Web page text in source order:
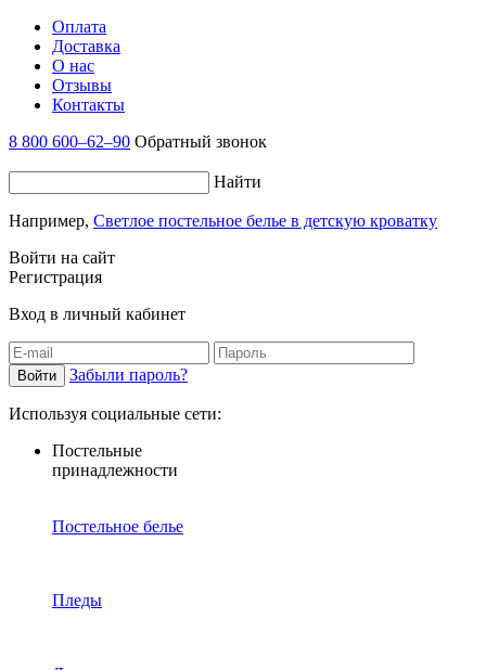
Оплата
Доставка
О нас
Отзывы
Контакты
8 800 600–62–90 Обратный звонок
Найти
Например, Светлое постельное белье в детскую кроватку
Войти на сайт
Регистрация
Вход в личный кабинет
Забыли пароль?
Используя социальные сети:
Постельные
принадлежности
Постельное белье
Пледы